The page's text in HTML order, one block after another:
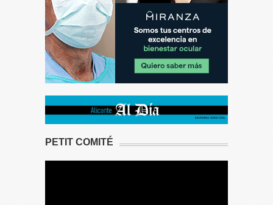
PETIT COMITÉ